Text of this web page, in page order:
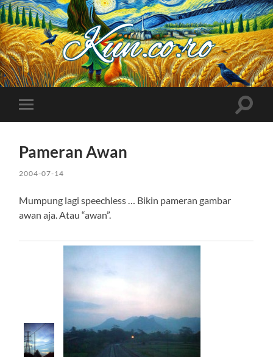
Kuncoro++
Toggle
mobile
Toggle
Pameran Awan
2004-07-14
Mumpung lagi speechless … Bikin pameran gambar
awan aja. Atau “awan”.